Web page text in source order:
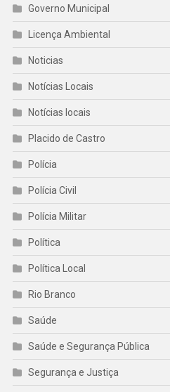
Governo Municipal
Licença Ambiental
Noticias
Notícias Locais
Notícias locais
Placido de Castro
Polícia
Polícia Civil
Polícia Militar
Política
Política Local
Rio Branco
Saúde
Saúde e Segurança Pública
Segurança e Justiça